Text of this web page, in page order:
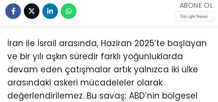
ABONE OL
İran ile İsrail arasında, Haziran 2025’te başlayan
ve bir yılı aşkın süredir farklı yoğunluklarda
devam eden çatışmalar artık yalnızca iki ülke
arasındaki askeri mücadeleler olarak
değerlendirilemez. Bu savaş; ABD’nin bölgesel